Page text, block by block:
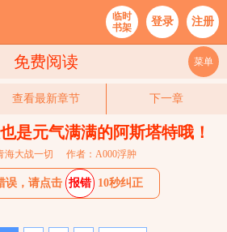
临时
书架
登录 注册
免费阅读 菜单
查看最新章节 下一章
是元气满满的阿斯塔特哦！
海大战一切 作者：A000浮肿
误，请点击 报错 10秒纠正